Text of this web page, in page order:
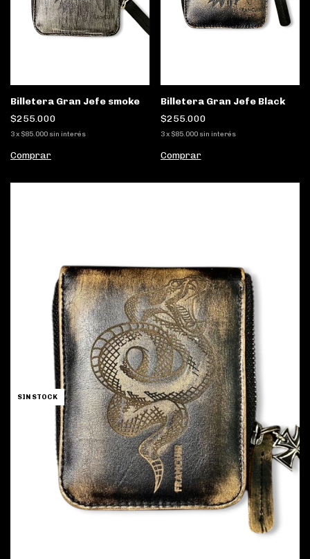
Billetera Gran Jefe smoke
$255.000
3x $85.000 sin interés
Comprar
Billetera Gran Jefe Black
$255.000
3 x $85.000 sin interés
Comprar
SIN STOCK